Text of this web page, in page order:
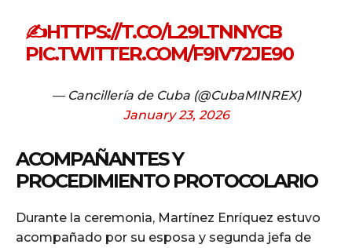
✍️HTTPS://T.CO/L29LTNNYCB
PIC.TWITTER.COM/F9IV72JE90
— Cancillería de Cuba (@CubaMINREX)
January 23, 2026
ACOMPAÑANTES Y
PROCEDIMIENTO PROTOCOLARIO
Durante la ceremonia, Martínez Enríquez estuvo
acompañado por su esposa y segunda jefa de